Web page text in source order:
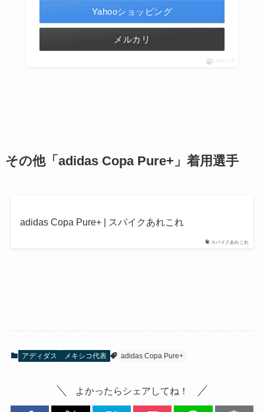
Yahooショッピング
メルカリ
ポチップ
その他「adidas Copa Pure+」着用選手
スパイクあれこれ
adidas Copa Pure+ | スパイクあれこれ
アディダス メキシコ代表 adidas Copa Pure+
よかったらシェアしてね！